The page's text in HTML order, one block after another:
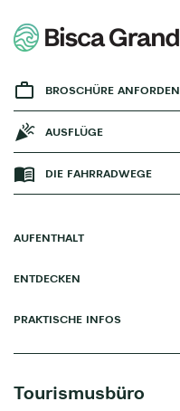
BROSCHÜRE ANFORDEN
AUSFLÜGE
DIE FAHRRADWEGE
AUFENTHALT
ENTDECKEN
PRAKTISCHE INFOS
Tourismusbüro